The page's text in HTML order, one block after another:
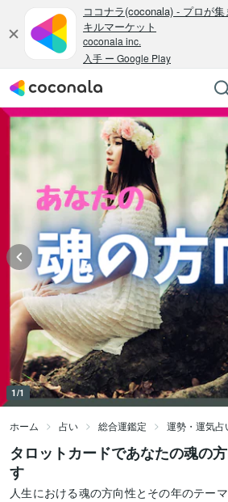
1/1
ホーム 占い 総合運鑑定 運勢・運気占
タロットカードであなたの魂の
す
人生における魂の方向性とその年のテーマ